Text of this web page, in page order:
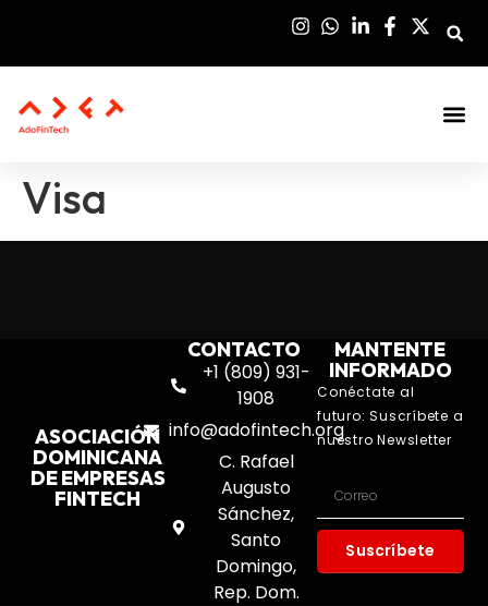
Visa
ASOCIACIÓN
DOMINICANA
DE EMPRESAS
FINTECH
CONTACTO
+1 (809) 931-
1908
info@adofintech.org
C. Rafael
Augusto
Sánchez,
Santo
Domingo,
Rep. Dom.
MANTENTE
INFORMADO
Conéctate al
futuro: Suscríbete a
nuestro Newsletter
Suscríbete